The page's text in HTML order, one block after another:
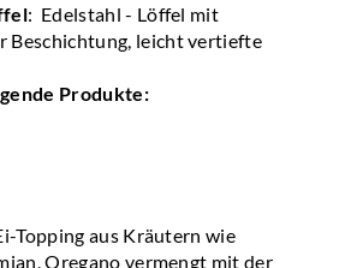
: Edelstahl - Löffel mit
Beschichtung, leicht vertiefte
Produkte:
Topping aus Kräutern wie
Oregano vermengt mit der